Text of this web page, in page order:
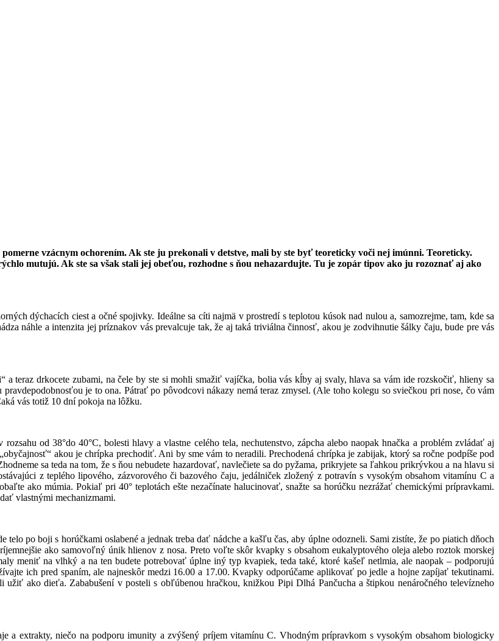
vzácnym ochorením. Ak ste ju prekonali v detstve, mali by ste byť teoreticky voči nej imúnni. Teoreticky.
mutujú. Ak ste sa však stali jej obeťou, rozhodne s ňou nehazardujte. Tu je zopár tipov ako ju rozoznať aj ako
dýchacích ciest a očné spojivky. Ideálne sa cíti najmä v prostredí s teplotou kúsok nad nulou a, samozrejme, tam, kde sa
náhle a intenzita jej príznakov vás prevalcuje tak, že aj taká triviálna činnosť, akou je zodvihnutie šálky čaju, bude pre vás
teraz drkocete zubami, na čele by ste si mohli smažiť vajíčka, bolia vás kĺby aj svaly, hlava sa vám ide rozskočiť, hlieny sa
je to ona. Pátrať po pôvodcovi nákazy nemá teraz zmysel. (Ale toho kolegu so sviečkou pri nose, čo vám
vás totiž 10 dní pokoja na lôžku.
od 38­°do 40°C, bolesti hlavy a vlastne celého tela, nechutenstvo, zápcha alebo naopak hnačka a problém zvládať aj
akou je chrípka prechodiť. Ani by sme vám to neradili. Prechodená chrípka je zabijak, ktorý sa ročne podpíše pod
sa teda na tom, že s ňou nebudete hazardovať, navlečiete sa do pyžama, prikryjete sa ľahkou prikrývkou a na hlavu si
z teplého lipového, zázvorového či bazového čaju, jedálniček zložený z potravín s vysokým obsahom vitamínu C a
ako múmia. Pokiaľ pri 40° teplotách ešte nezačínate halucinovať, snažte sa horúčku nezrážať chemickými prípravkami.
vlastnými mechanizmami.
po boji s horúčkami oslabené a jednak treba dať nádche a kašľu čas, aby úplne odozneli. Sami zistíte, že po piatich dňoch
ako samovoľný únik hlienov z nosa. Preto voľte skôr kvapky s obsahom eukalyptového oleja alebo roztok morskej
meniť na vlhký a na ten budete potrebovať úplne iný typ kvapiek, teda také, ktoré kašeľ netlmia, ale naopak – podporujú
ich pred spaním, ale najneskôr medzi 16.00 a 17.00. Kvapky odporúčame aplikovať po jedle a hojne zapíjať tekutinami.
ako dieťa. Zababušení v posteli s obľúbenou hračkou, knižkou Pipi Dlhá Pančucha a štipkou nenáročného televízneho
a extrakty, niečo na podporu imunity a zvýšený príjem vitamínu C. Vhodným prípravkom s vysokým obsahom biologicky